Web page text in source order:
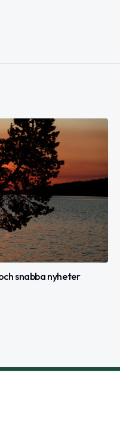
snabba nyheter